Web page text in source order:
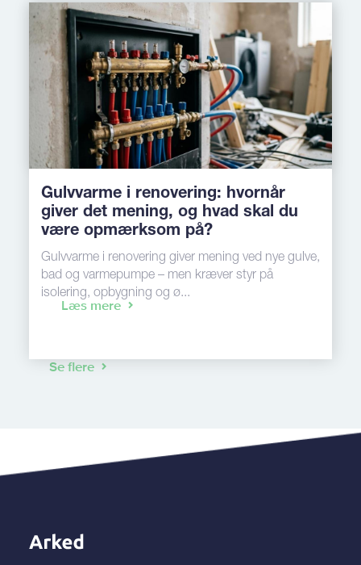
Se flere
Gulvvarme i renovering: hvornår
giver det mening, og hvad skal du
være opmærksom på?
Gulvvarme i renovering giver mening ved nye gulve,
bad og varmepumpe – men kræver styr på
isolering, opbygning og ø...
Læs mere